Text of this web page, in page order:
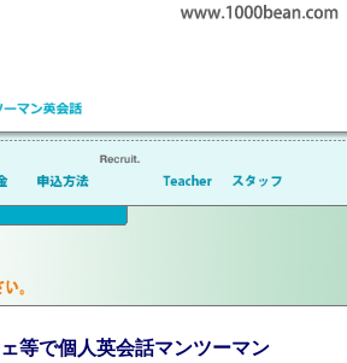
等で個人英会話マンツーマン